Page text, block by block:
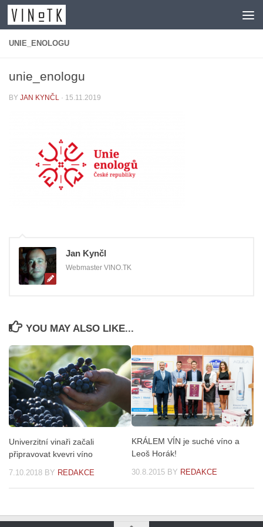
Skip to content
UNIE_ENOLOGU
unie_enologu
BY JAN KYNČL · 15.11.2019
Jan Kynčl
Webmaster VINO.TK
YOU MAY ALSO LIKE...
Univerzitní vinaři začali
připravovat kvevri víno
7.10.2018 BY REDAKCE
KRÁLEM VÍN je suché víno a
Leoš Horák!
30.8.2015 BY REDAKCE